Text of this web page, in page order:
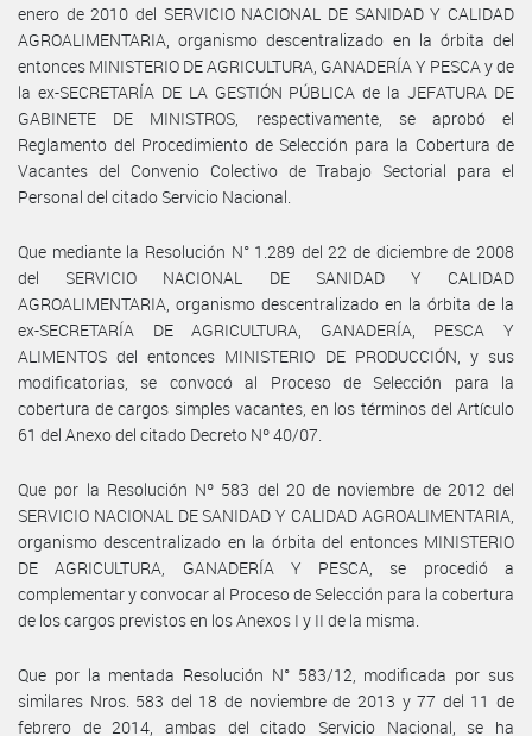
enero de 2010 del SERVICIO NACIONAL DE SANIDAD Y CALIDAD
AGROALIMENTARIA, organismo descentralizado en la órbita del
entonces MINISTERIO DE AGRICULTURA, GANADERÍA Y PESCA y de
la ex-SECRETARÍA DE LA GESTIÓN PÚBLICA de la JEFATURA DE
GABINETE DE MINISTROS, respectivamente, se aprobó el
Reglamento del Procedimiento de Selección para la Cobertura de
Vacantes del Convenio Colectivo de Trabajo Sectorial para el
Personal del citado Servicio Nacional.
Que mediante la Resolución N° 1.289 del 22 de diciembre de 2008
del SERVICIO NACIONAL DE SANIDAD Y CALIDAD
AGROALIMENTARIA, organismo descentralizado en la órbita de la
ex-SECRETARÍA DE AGRICULTURA, GANADERÍA, PESCA Y
ALIMENTOS del entonces MINISTERIO DE PRODUCCIÓN, y sus
modificatorias, se convocó al Proceso de Selección para la
cobertura de cargos simples vacantes, en los términos del Artículo
61 del Anexo del citado Decreto Nº 40/07.
Que por la Resolución Nº 583 del 20 de noviembre de 2012 del
SERVICIO NACIONAL DE SANIDAD Y CALIDAD AGROALIMENTARIA,
organismo descentralizado en la órbita del entonces MINISTERIO
DE AGRICULTURA, GANADERÍA Y PESCA, se procedió a
complementar y convocar al Proceso de Selección para la cobertura
de los cargos previstos en los Anexos I y II de la misma.
Que por la mentada Resolución N° 583/12, modificada por sus
similares Nros. 583 del 18 de noviembre de 2013 y 77 del 11 de
febrero de 2014, ambas del citado Servicio Nacional, se ha